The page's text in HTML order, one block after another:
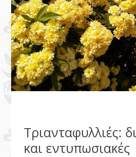
Τριανταφυλλιές:
και εντυπωσιακές